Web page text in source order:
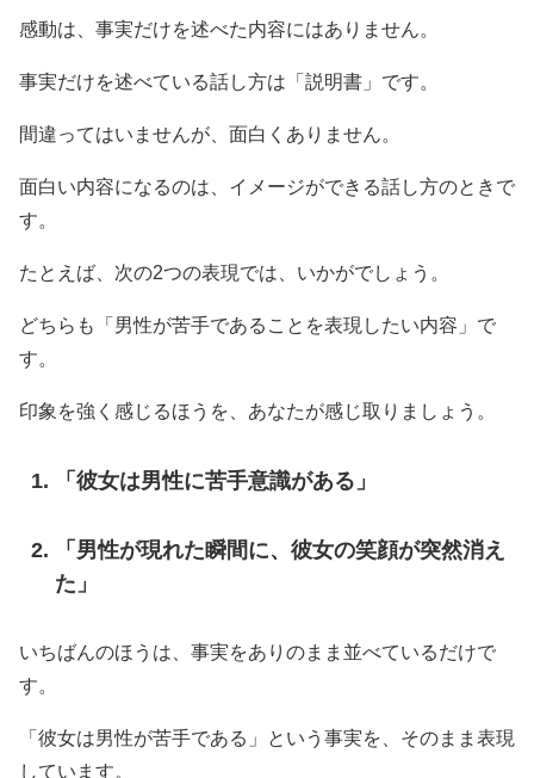
感動は、事実だけを述べた内容にはありません。
事実だけを述べている話し方は「説明書」です。
間違ってはいませんが、面白くありません。
面白い内容になるのは、イメージができる話し方のときで
す。
たとえば、次の2つの表現では、いかがでしょう。
どちらも「男性が苦手であることを表現したい内容」で
す。
印象を強く感じるほうを、あなたが感じ取りましょう。
「彼女は男性に苦手意識がある」
「男性が現れた瞬間に、彼女の笑顔が突然消え
た」
いちばんのほうは、事実をありのまま並べているだけで
す。
「彼女は男性が苦手である」という事実を、そのまま表現
しています。